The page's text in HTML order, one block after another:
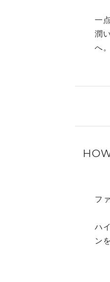
一
潤
へ。
フ
ハ
ン